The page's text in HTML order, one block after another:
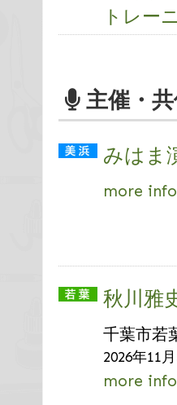
トレー
主催・
みはま
more info
秋川雅
千葉市若
2026年11
more info